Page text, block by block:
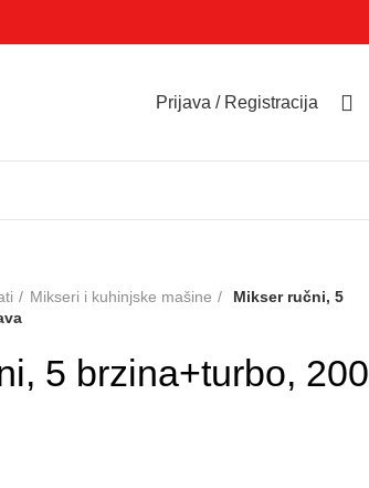
Prijava / Registracija
Mikseri i kuhinjske mašine
Mikser ručni, 5
5 brzina+turbo, 200